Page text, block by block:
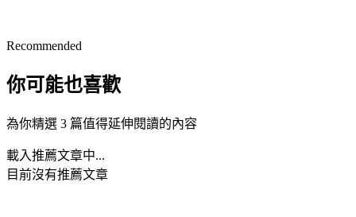
Recommended
你可能也喜歡
為你精選 3 篇值得延伸閱讀的內容
載入推薦文章中...
目前沒有推薦文章